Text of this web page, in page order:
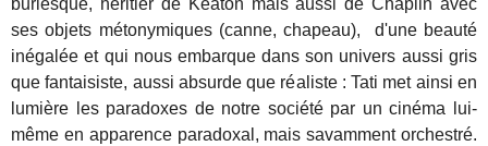
burlesque, héritier de Keaton mais aussi de Chaplin avec
ses objets métonymiques (canne, chapeau), d'une beauté
inégalée et qui nous embarque dans son univers aussi gris
que fantaisiste, aussi absurde que réaliste : Tati met ainsi en
lumière les paradoxes de notre société par un cinéma lui-
même en apparence paradoxal, mais savamment orchestré.